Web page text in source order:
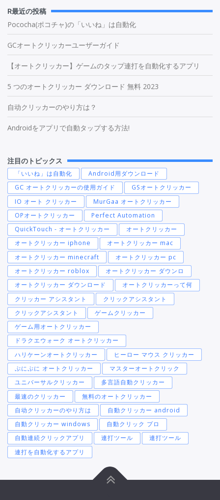
R最近の投稿
Pococha(ポコチャ)の「いいね」は自動化
GCオートクリッカーユーザーガイド
【オートクリッカー】ゲームのタップ連打を自動化するアプリ
5 つのオートクリッカー ダウンロード 無料 2023
自动クリッカーのやり方は？
Androidをアプリで自動タップする方法!
注目のトピックス
「いいね」は自動化
Android用ダウンロード
GC オートクリッカーの使用ガイド
GSオートクリッカー
IO オート クリッカー
MurGaa オートクリッカー
OPオートクリッカー
Perfect Automation
QuickTouch - オートクリッカー
オートクリッカー
オートクリッカー iphone
オートクリッカー mac
オートクリッカー minecraft
オートクリッカー pc
オートクリッカー roblox
オートクリッカー ダウンロ
オートクリッカー ダウンロード
オートクリッカーって何
クリッカー アシスタント
クリックアシスタント
クリックアシスタント
ゲームクリッカー
ゲーム用オートクリッカー
ドラクエウォーク オートクリッカー
ハリケーンオートクリッカー
ヒーロー マウス クリッカー
ぷにぷに オートクリッカー
マスターオートクリック
ユニバーサルクリッカー
多言語自動クリッカー
最速のクリッカー
無料のオートクリッカー
自动クリッカーのやり方は
自動クリッカー android
自動クリッカー windows
自動クリック プロ
自動連続クリックアプリ
連打ツール
連打ツール
連打を自動化するアプリ